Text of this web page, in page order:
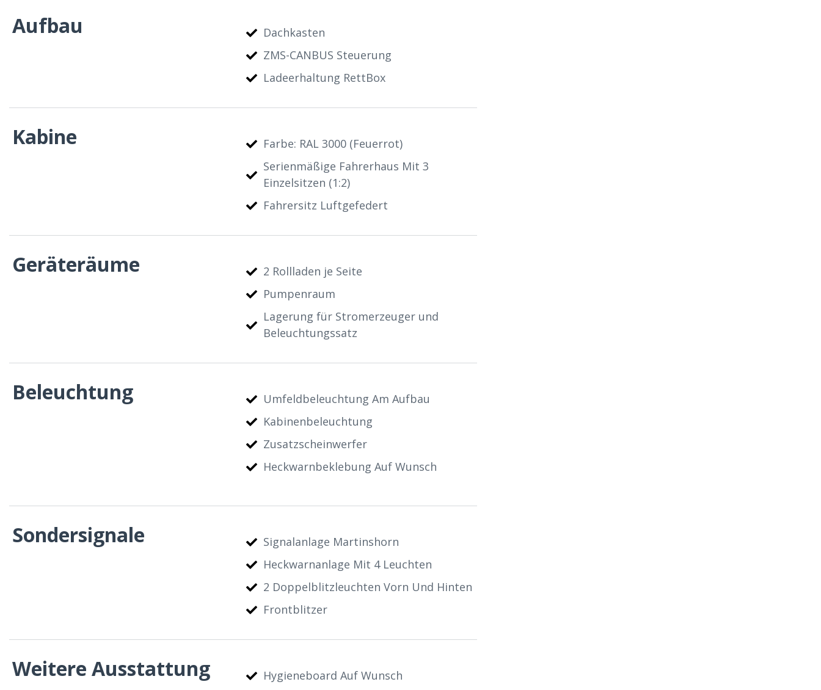
Aufbau
Dachkasten
ZMS-CANBUS Steuerung
Ladeerhaltung RettBox
Kabine
Farbe: RAL 3000 (feuerrot)
Serienmäßige Fahrerhaus Mit 3
Einzelsitzen (1:2)
Fahrersitz Luftgefedert
Geräteräume
2 Rollladen je Seite
Pumpenraum
Lagerung für Stromerzeuger und
Beleuchtungssatz
Beleuchtung
Umfeldbeleuchtung Am Aufbau
Kabinenbeleuchtung
Zusatzscheinwerfer
Heckwarnbeklebung Auf Wunsch
Sondersignale
Signalanlage Martinshorn
Heckwarnanlage Mit 4 Leuchten
2 Doppelblitzleuchten Vorn Und Hinten
Frontblitzer
Weitere Ausstattung
Hygieneboard Auf Wunsch